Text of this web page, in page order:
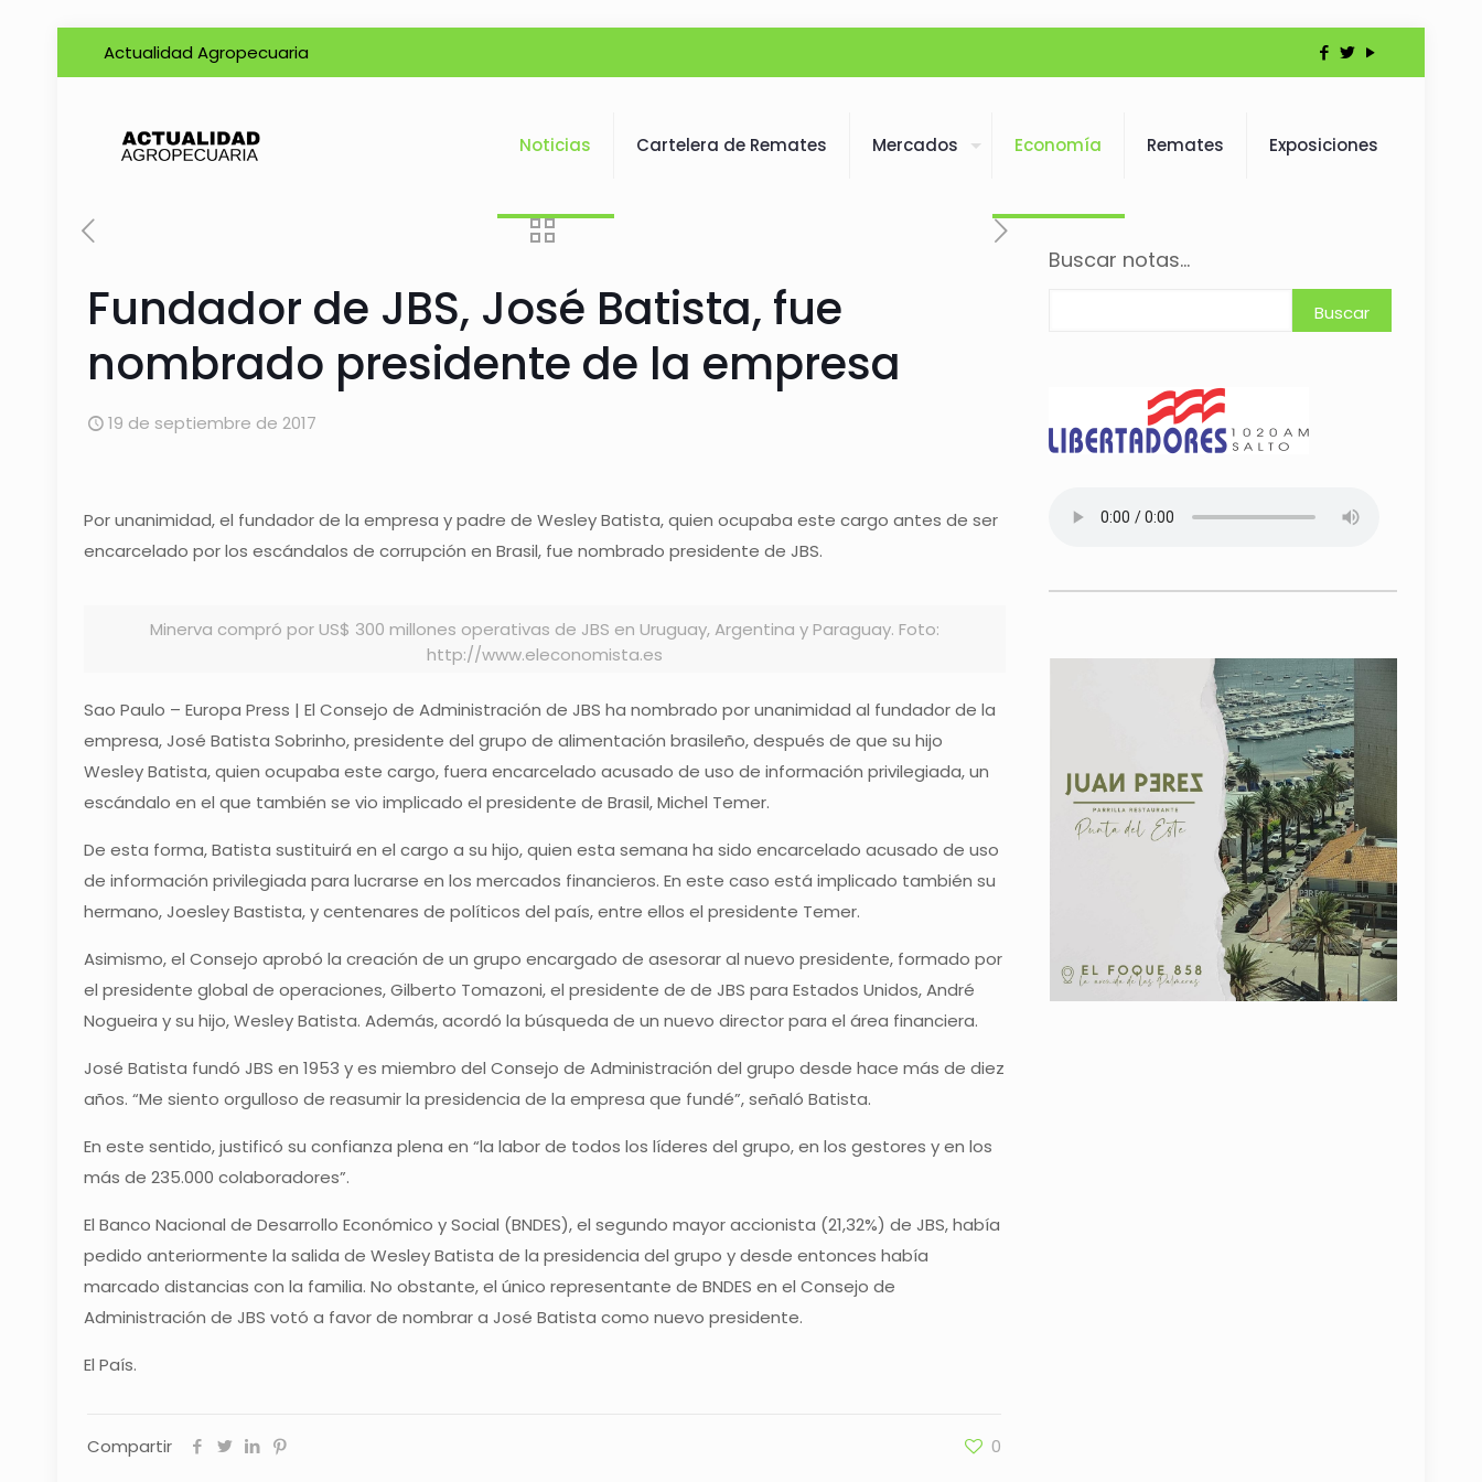
Actualidad Agropecuaria
Noticias Cartelera de Remates Mercados Economía Remates Exposiciones
Fundador de JBS, José Batista, fue
nombrado presidente de la empresa
19 de septiembre de 2017
Por unanimidad, el fundador de la empresa y padre de Wesley Batista, quien ocupaba este cargo antes de ser
encarcelado por los escándalos de corrupción en Brasil, fue nombrado presidente de JBS.
Minerva compró por US$ 300 millones operativas de JBS en Uruguay, Argentina y Paraguay. Foto:
http://www.eleconomista.es
Sao Paulo – Europa Press | El Consejo de Administración de JBS ha nombrado por unanimidad al fundador de la
empresa, José Batista Sobrinho, presidente del grupo de alimentación brasileño, después de que su hijo
Wesley Batista, quien ocupaba este cargo, fuera encarcelado acusado de uso de información privilegiada, un
escándalo en el que también se vio implicado el presidente de Brasil, Michel Temer.
De esta forma, Batista sustituirá en el cargo a su hijo, quien esta semana ha sido encarcelado acusado de uso
de información privilegiada para lucrarse en los mercados financieros. En este caso está implicado también su
hermano, Joesley Bastista, y centenares de políticos del país, entre ellos el presidente Temer.
Asimismo, el Consejo aprobó la creación de un grupo encargado de asesorar al nuevo presidente, formado por
el presidente global de operaciones, Gilberto Tomazoni, el presidente de de JBS para Estados Unidos, André
Nogueira y su hijo, Wesley Batista. Además, acordó la búsqueda de un nuevo director para el área financiera.
José Batista fundó JBS en 1953 y es miembro del Consejo de Administración del grupo desde hace más de diez
años. “Me siento orgulloso de reasumir la presidencia de la empresa que fundé”, señaló Batista.
En este sentido, justificó su confianza plena en “la labor de todos los líderes del grupo, en los gestores y en los
más de 235.000 colaboradores”.
El Banco Nacional de Desarrollo Económico y Social (BNDES), el segundo mayor accionista (21,32%) de JBS, había
pedido anteriormente la salida de Wesley Batista de la presidencia del grupo y desde entonces había
marcado distancias con la familia. No obstante, el único representante de BNDES en el Consejo de
Administración de JBS votó a favor de nombrar a José Batista como nuevo presidente.
El País.
Compartir 0
Buscar notas...
Buscar